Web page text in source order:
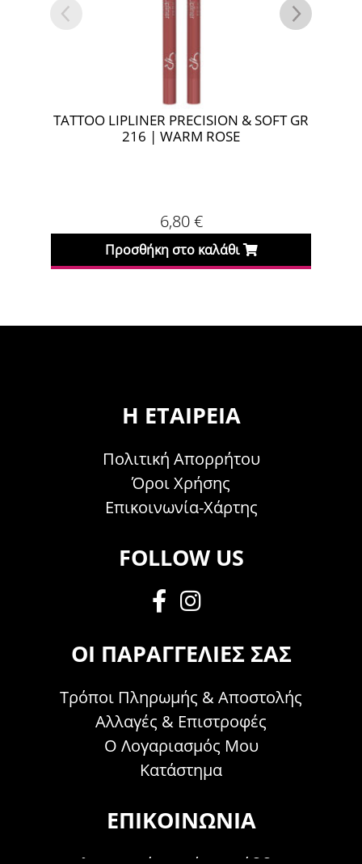
TATTOO LIPLINER PRECISION & SOFT GR
216 | WARM ROSE
6,80€
Προσθήκη στο καλάθι
Η ΕΤΑΙΡΕΊΑ
Πολιτική Απορρήτου
Όροι Χρήσης
Επικοινωνία-Χάρτης
FOLLOW US
ΟΙ ΠΑΡΑΓΓΕΛΊΕΣ ΣΑΣ
Τρόποι Πληρωμής & Αποστολής
Αλλαγές & Επιστροφές
Ο Λογαριασμός Μου
Κατάστημα
ΕΠΙΚΟΙΝΩΝΊΑ